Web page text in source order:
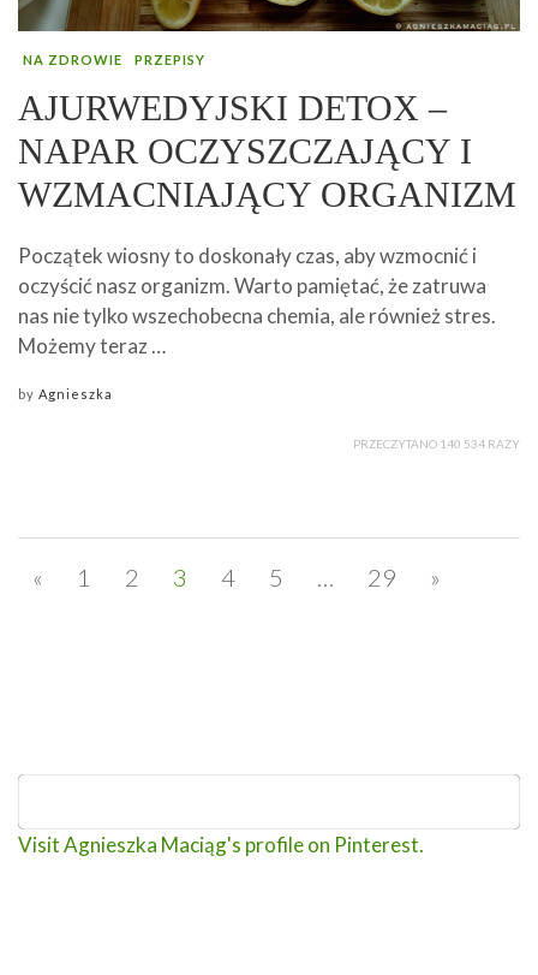
NA ZDROWIE PRZEPISY
AJURWEDYJSKI DETOX –
NAPAR OCZYSZCZAJĄCY I
WZMACNIAJĄCY ORGANIZM
Początek wiosny to doskonały czas, aby wzmocnić i
oczyścić nasz organizm. Warto pamiętać, że zatruwa
nas nie tylko wszechobecna chemia, ale również stres.
Możemy teraz …
by Agnieszka
PRZECZYTANO 140 534 RAZY
« 1 2 3 4 5 … 29 »
Visit Agnieszka Maciąg's profile on Pinterest.